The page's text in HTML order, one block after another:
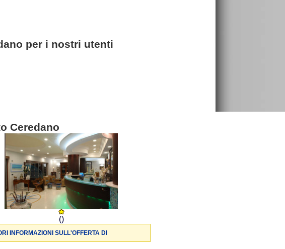
per i nostri utenti
Ceredano
()
INFORMAZIONI SULL'OFFERTA DI